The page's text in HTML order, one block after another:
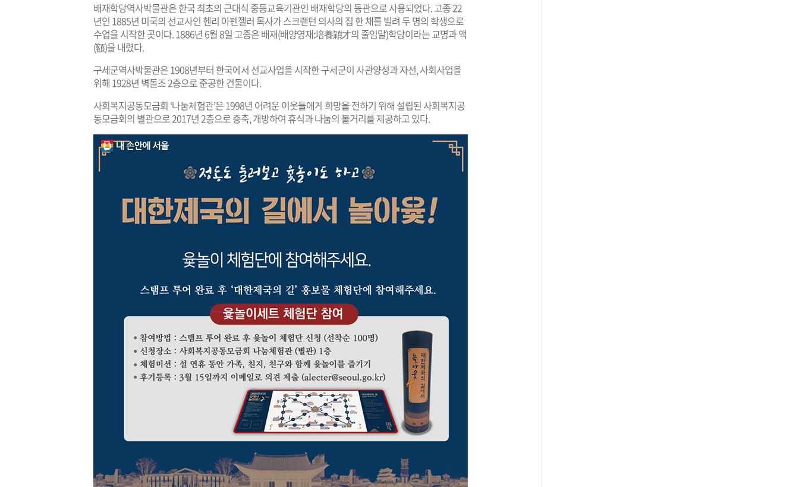
배재학당역사박물관은 한국 최초의 근대식 중등교육기관인 배재학당의 동관으로 사용되었다. 고종 22
년인 1885년 미국의 선교사인 헨리 아펜젤러 목사가 스크랜턴 의사의 집 한 채를 빌려 두 명의 학생으로
수업을 시작한 곳이다. 1886년 6월 8일 고종은 배재(배양영재:培養穎才의 줄임말)학당이라는 교명과 액
(額)을 내렸다.
구세군역사박물관은 1908년부터 한국에서 선교사업을 시작한 구세군이 사관양성과 자선, 사회사업을
위해 1928년 벽돌조 2층으로 준공한 건물이다.
사회복지공동모금회 ‘나눔체험관’은 1998년 어려운 이웃들에게 희망을 전하기 위해 설립된 사회복지공
동모금회의 별관으로 2017년 2층으로 증축, 개방하여 휴식과 나눔의 볼거리를 제공하고 있다.